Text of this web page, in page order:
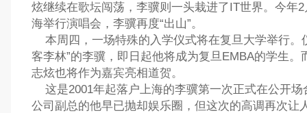
炫继续在歌坛闯荡，李骥则一头栽进了IT世界。今年
海举行演唱会，李骥再度“出山”。
本周四，一场特殊的入学仪式将在复旦大学举行。
客李林”的李骥，即日起他将成为复旦EMBA的学生。
志炫也将作为嘉宾亮相道贺。
这是2001年起落户上海的李骥第一次正式在公开场
公司副总的他早已抛却娱乐圈，但这次的高调再次让